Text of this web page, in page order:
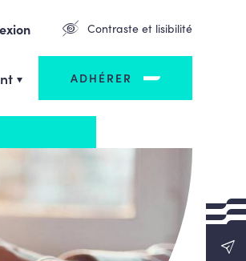
Contraste et lisibilité
ADHÉRER